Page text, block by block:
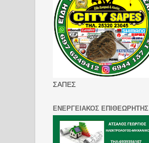
ΣΑΠΕΣ
ΕΝΕΡΓΕΙΑΚΟΣ ΕΠΙΘΕΩΡΗΤΗΣ